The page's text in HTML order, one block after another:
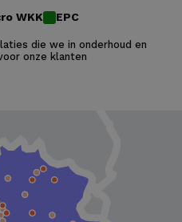
WKK EPC
die we in onderhoud en
onze klanten